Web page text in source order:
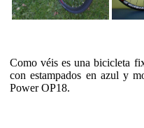
Como véis es una bicicleta
con estampados en azul y
Power OP18.